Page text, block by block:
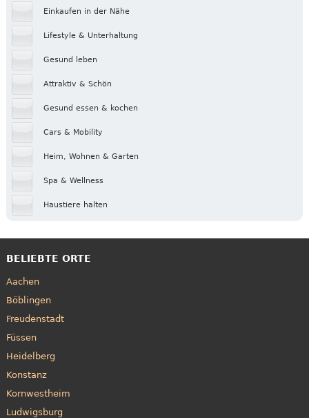
Einkaufen in der Nähe
Lifestyle & Unterhaltung
Gesund leben
Attraktiv & Schön
Gesund essen & kochen
Cars & Mobility
Heim, Wohnen & Garten
Spa & Wellness
Haustiere halten
BELIEBTE ORTE
Aachen
Böblingen
Freudenstadt
Füssen
Heidelberg
Konstanz
Kornwestheim
Ludwigsburg